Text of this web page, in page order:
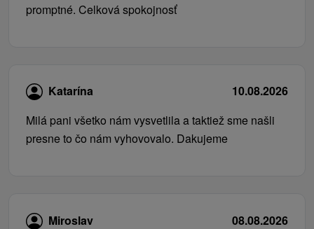
promptné. Celková spokojnosť
Katarína
10.08.2026
Milá pani všetko nám vysvetlila a taktiež sme našli
presne to čo nám vyhovovalo. Dakujeme
Miroslav
08.08.2026